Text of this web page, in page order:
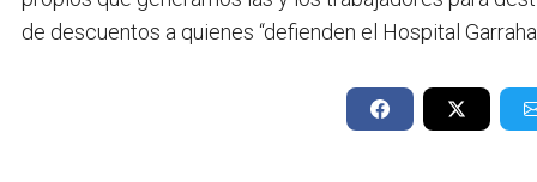
de descuentos a quienes “defienden el Hospital